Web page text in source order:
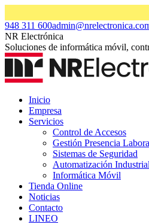
Saltar
al
contenido
Facebook
page
opens
in
window
Instagram
page
opens
in
window
Linkedin
page
opens
in
window
948 311 600
NR Electrónica
Soluciones de informática móvil,
Inicio
Empresa
Servicios
Control de Accesos
Gestión Presencia
Sistemas de Seguridad
Automatización Industrial
Informática Móvil
Tienda Online
Noticias
Contacto
LINEO